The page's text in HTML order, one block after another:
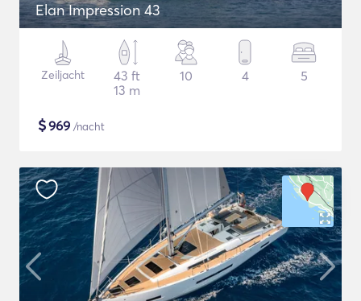
Elan Impression 43
Zeiljacht
43 ft
13 m
10 4 5
$969 /nacht